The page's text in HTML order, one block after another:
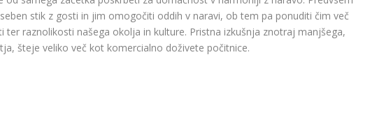
stik z gosti in jim omogočiti oddih v naravi, ob tem pa ponuditi čim več
ter raznolikosti našega okolja in kulture. Pristna izkušnja znotraj manjšega,
šteje veliko več kot komercialno doživete počitnice.